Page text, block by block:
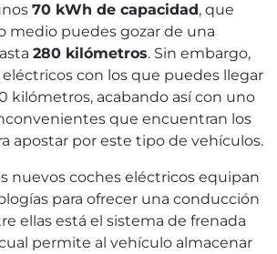
70 kWh de capacidad, que
medio puedes gozar de una
280 kilómetros. Sin embargo,
con los que puedes llegar
kilómetros, acabando así con uno
que encuentran los
apostar por este tipo de vehículos.
nuevos coches eléctricos equipan
para ofrecer una conducción
ellas está el sistema de frenada
permite al vehículo almacenar